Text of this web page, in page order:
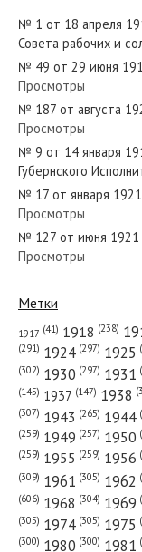
№ 92 от апреля
№ 144 от июля
№ 194 от августа
№ 256 от ноября
№ 280 от декабря
№ 1 от 18 апреля
Совета рабочих и
№ 49 от 29 июня
Просмотры
№ 187 от августа
Просмотры
№ 9 от 14 января
Губернского
№ 17 от января
Просмотры
№ 127 от июня 1921
Просмотры
Метки
1917 (41) 1918 (238)
(291) 1924 (297) 1925
(302) 1930 (297) 1931
(145) 1937 (147) 1938
(307) 1943 (265) 1944
(259) 1949 (257) 1950
(259) 1955 (259) 1956
(309) 1961 (305) 1962
(606) 1968 (304) 1969
(305) 1974 (305) 1975
(300) 1980 (300) 1981